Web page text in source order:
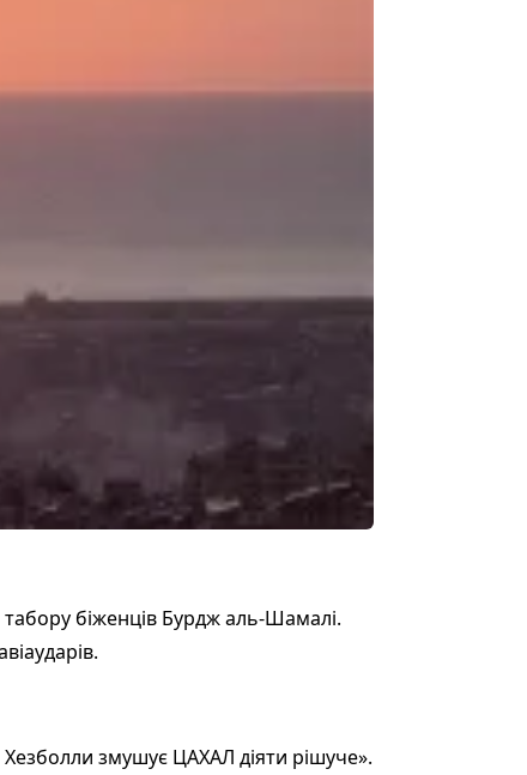
біженців Бурдж аль-Шамалі.
змушує ЦАХАЛ діяти рішуче».